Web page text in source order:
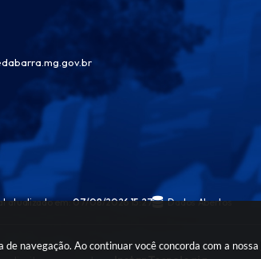
navegação. Ao continuar você concorda com a nossa
atualizado em:07/08/2026 15:27 Dados Abertos